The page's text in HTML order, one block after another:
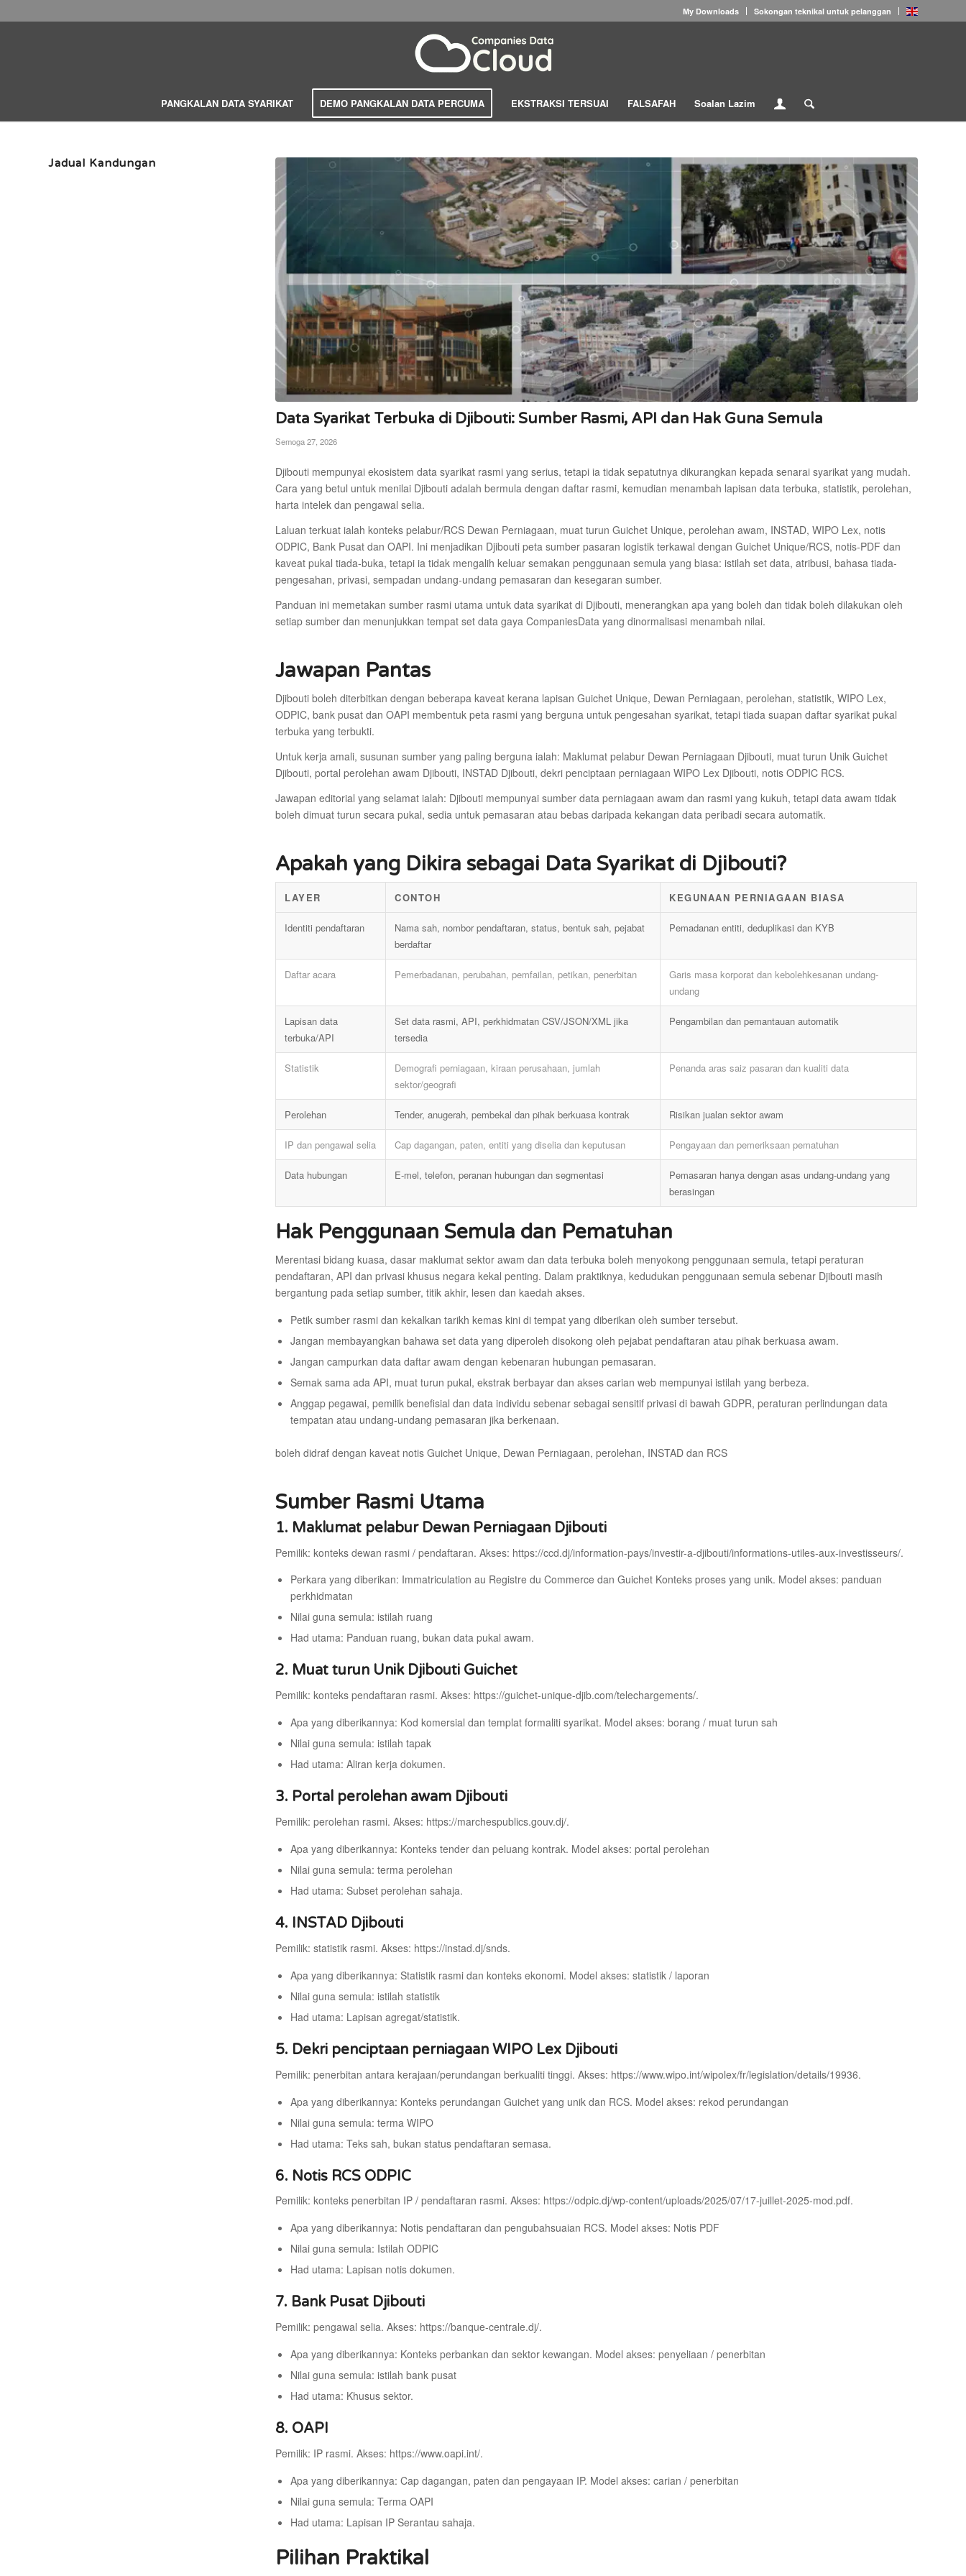
My Downloads Sokongan teknikal untuk pelanggan
PANGKALAN DATA SYARIKAT DEMO PANGKALAN DATA PERCUMA EKSTRAKSI TERSUAI FALSAFAH Soalan Lazim
Data Syarikat Terbuka di Djibouti: Sumber Rasmi, API dan Hak Guna Semula
Semoga 27, 2026
Djibouti mempunyai ekosistem data syarikat rasmi yang serius, tetapi ia tidak sepatutnya dikurangkan kepada senarai syarikat yang mudah. ​​
Cara yang betul untuk menilai Djibouti adalah bermula dengan daftar rasmi, kemudian menambah lapisan data terbuka, statistik, perolehan,
harta intelek dan pengawal selia.
Laluan terkuat ialah konteks pelabur/RCS Dewan Perniagaan, muat turun Guichet Unique, perolehan awam, INSTAD, WIPO Lex, notis
ODPIC, Bank Pusat dan OAPI. Ini menjadikan Djibouti peta sumber pasaran logistik terkawal dengan Guichet Unique/RCS, notis-PDF dan
kaveat pukal tiada-buka, tetapi ia tidak mengalih keluar semakan penggunaan semula yang biasa: istilah set data, atribusi, bahasa tiada-
pengesahan, privasi, sempadan undang-undang pemasaran dan kesegaran sumber.
Panduan ini memetakan sumber rasmi utama untuk data syarikat di Djibouti, menerangkan apa yang boleh dan tidak boleh dilakukan oleh
setiap sumber dan menunjukkan tempat set data gaya CompaniesData yang dinormalisasi menambah nilai.
Jawapan Pantas
Djibouti boleh diterbitkan dengan beberapa kaveat kerana lapisan Guichet Unique, Dewan Perniagaan, perolehan, statistik, WIPO Lex,
ODPIC, bank pusat dan OAPI membentuk peta rasmi yang berguna untuk pengesahan syarikat, tetapi tiada suapan daftar syarikat pukal
terbuka yang terbukti.
Untuk kerja amali, susunan sumber yang paling berguna ialah: Maklumat pelabur Dewan Perniagaan Djibouti, muat turun Unik Guichet
Djibouti, portal perolehan awam Djibouti, INSTAD Djibouti, dekri penciptaan perniagaan WIPO Lex Djibouti, notis ODPIC RCS.
Jawapan editorial yang selamat ialah: Djibouti mempunyai sumber data perniagaan awam dan rasmi yang kukuh, tetapi data awam tidak
boleh dimuat turun secara pukal, sedia untuk pemasaran atau bebas daripada kekangan data peribadi secara automatik.
Apakah yang Dikira sebagai Data Syarikat di Djibouti?
LAYER CONTOH KEGUNAAN PERNIAGAAN BIASA
Identiti pendaftaran
Nama sah, nombor pendaftaran, status, bentuk sah, pejabat
berdaftar
Pemadanan entiti, deduplikasi dan KYB
Daftar acara Pemerbadanan, perubahan, pemfailan, petikan, penerbitan
Garis masa korporat dan kebolehkesanan undang-
undang
Lapisan data
terbuka/API
Set data rasmi, API, perkhidmatan CSV/JSON/XML jika
tersedia
Pengambilan dan pemantauan automatik
Statistik
Demografi perniagaan, kiraan perusahaan, jumlah
sektor/geografi
Penanda aras saiz pasaran dan kualiti data
Perolehan Tender, anugerah, pembekal dan pihak berkuasa kontrak Risikan jualan sektor awam
IP dan pengawal selia Cap dagangan, paten, entiti yang diselia dan keputusan Pengayaan dan pemeriksaan pematuhan
Data hubungan E-mel, telefon, peranan hubungan dan segmentasi
Pemasaran hanya dengan asas undang-undang yang
berasingan
Hak Penggunaan Semula dan Pematuhan
Merentasi bidang kuasa, dasar maklumat sektor awam dan data terbuka boleh menyokong penggunaan semula, tetapi peraturan
pendaftaran, API dan privasi khusus negara kekal penting. Dalam praktiknya, kedudukan penggunaan semula sebenar Djibouti masih
bergantung pada setiap sumber, titik akhir, lesen dan kaedah akses.
Petik sumber rasmi dan kekalkan tarikh kemas kini di tempat yang diberikan oleh sumber tersebut.
Jangan membayangkan bahawa set data yang diperoleh disokong oleh pejabat pendaftaran atau pihak berkuasa awam.
Jangan campurkan data daftar awam dengan kebenaran hubungan pemasaran.
Semak sama ada API, muat turun pukal, ekstrak berbayar dan akses carian web mempunyai istilah yang berbeza.
Anggap pegawai, pemilik benefisial dan data individu sebenar sebagai sensitif privasi di bawah GDPR, peraturan perlindungan data
tempatan atau undang-undang pemasaran jika berkenaan.
boleh didraf dengan kaveat notis Guichet Unique, Dewan Perniagaan, perolehan, INSTAD dan RCS
Sumber Rasmi Utama
1. Maklumat pelabur Dewan Perniagaan Djibouti
Pemilik: konteks dewan rasmi / pendaftaran. Akses: https://ccd.dj/information-pays/investir-a-djibouti/informations-utiles-aux-investisseurs/.
Perkara yang diberikan: Immatriculation au Registre du Commerce dan Guichet Konteks proses yang unik. Model akses: panduan
perkhidmatan
Nilai guna semula: istilah ruang
Had utama: Panduan ruang, bukan data pukal awam.
2. Muat turun Unik Djibouti Guichet
Pemilik: konteks pendaftaran rasmi. Akses: https://guichet-unique-djib.com/telechargements/.
Apa yang diberikannya: Kod komersial dan templat formaliti syarikat. Model akses: borang / muat turun sah
Nilai guna semula: istilah tapak
Had utama: Aliran kerja dokumen.
3. Portal perolehan awam Djibouti
Pemilik: perolehan rasmi. Akses: https://marchespublics.gouv.dj/.
Apa yang diberikannya: Konteks tender dan peluang kontrak. Model akses: portal perolehan
Nilai guna semula: terma perolehan
Had utama: Subset perolehan sahaja.
4. INSTAD Djibouti
Pemilik: statistik rasmi. Akses: https://instad.dj/snds.
Apa yang diberikannya: Statistik rasmi dan konteks ekonomi. Model akses: statistik / laporan
Nilai guna semula: istilah statistik
Had utama: Lapisan agregat/statistik.
5. Dekri penciptaan perniagaan WIPO Lex Djibouti
Pemilik: penerbitan antara kerajaan/perundangan berkualiti tinggi. Akses: https://www.wipo.int/wipolex/fr/legislation/details/19936.
Apa yang diberikannya: Konteks perundangan Guichet yang unik dan RCS. Model akses: rekod perundangan
Nilai guna semula: terma WIPO
Had utama: Teks sah, bukan status pendaftaran semasa.
6. Notis RCS ODPIC
Pemilik: konteks penerbitan IP / pendaftaran rasmi. Akses: https://odpic.dj/wp-content/uploads/2025/07/17-juillet-2025-mod.pdf.
Apa yang diberikannya: Notis pendaftaran dan pengubahsuaian RCS. Model akses: Notis PDF
Nilai guna semula: Istilah ODPIC
Had utama: Lapisan notis dokumen.
7. Bank Pusat Djibouti
Pemilik: pengawal selia. Akses: https://banque-centrale.dj/.
Apa yang diberikannya: Konteks perbankan dan sektor kewangan. Model akses: penyeliaan / penerbitan
Nilai guna semula: istilah bank pusat
Had utama: Khusus sektor.
8. OAPI
Pemilik: IP rasmi. Akses: https://www.oapi.int/.
Apa yang diberikannya: Cap dagangan, paten dan pengayaan IP. Model akses: carian / penerbitan
Nilai guna semula: Terma OAPI
Had utama: Lapisan IP Serantau sahaja.
Pilihan Praktikal
Jadual Kandungan